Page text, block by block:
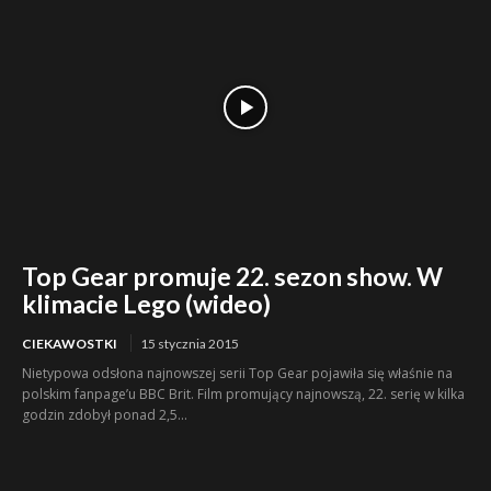
Top Gear promuje 22. sezon show. W
klimacie Lego (wideo)
CIEKAWOSTKI 15 stycznia 2015
Nietypowa odsłona najnowszej serii Top Gear pojawiła się właśnie na
polskim fanpage’u BBC Brit. Film promujący najnowszą, 22. serię w kilka
godzin zdobył ponad 2,5...